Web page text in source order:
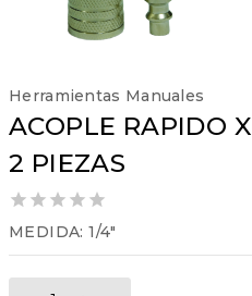
Herramientas Manuales
ACOPLE RAPIDO X
2 PIEZAS
0
MEDIDA: 1/4″
ACOPLE